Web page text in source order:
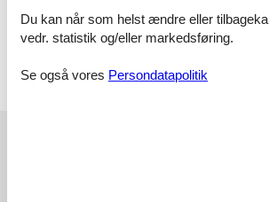
kann optional dazu gebucht werden.
Kaution 100,- Euro vor Ort, Gas und Strom
Du kan når som helst ændre eller
vedr. statistik og/eller markedsføring.
Se også vores Persondatapolitik